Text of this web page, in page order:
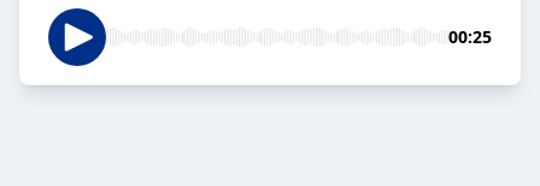
00:25